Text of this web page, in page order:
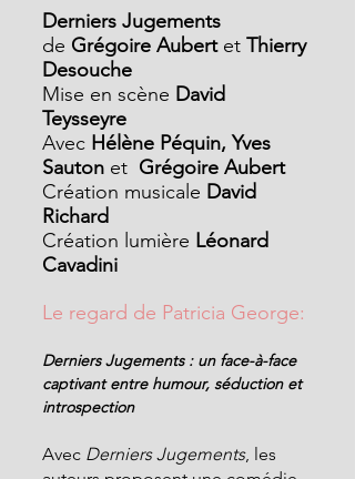
Derniers Jugements
de Grégoire Aubert et Thierry
Desouche
Mise en scène David
Teysseyre
Avec Hélène Péquin, Yves
Sauton et
  Grégoire Aubert
Création musicale David
Richard
Création lumière Léonard
Cavadini
Le regard de Patricia George:
Derniers Jugements : un face-à-face
captivant entre humour, séduction et
introspection
Avec Derniers Jugements, les